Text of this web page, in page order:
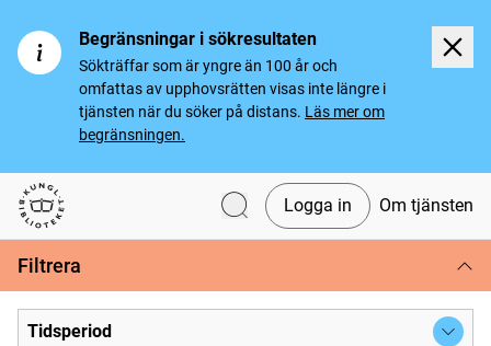
Begränsningar i sökresultaten
Sökträffar som är yngre än 100 år och
omfattas av upphovsrätten visas inte längre i
tjänsten när du söker på distans. Läs mer om
begränsningen.
Svenska tidningar
Logga in Om tjänsten
Filtrera
Tidsperiod